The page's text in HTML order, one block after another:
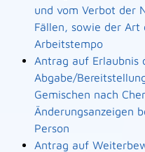
und vom Verbot der
Fällen, sowie der Art
Arbeitstempo
Antrag auf Erlaubnis
Abgabe/
Gemischen nach
Änderungsanzeigen
Person
Antrag auf